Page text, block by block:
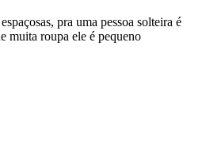
pra uma pessoa solteira é
muita roupa ele é pequeno